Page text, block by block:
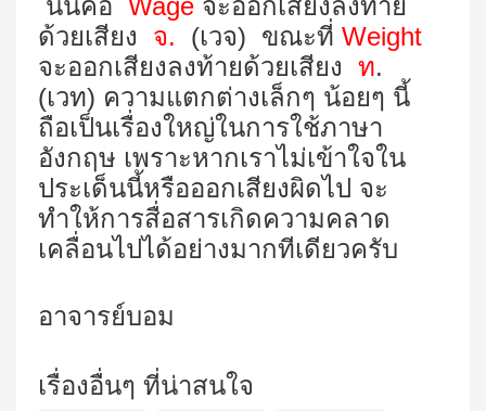
นั่นคือ Wage จะออกเสียงลงท้าย
ด้วยเสียง จ. (เวจ) ขณะที่ Weight
จะออกเสียงลงท้ายด้วยเสียง ท.
(เวท) ความแตกต่างเล็กๆ น้อยๆ นี้
ถือเป็นเรื่องใหญ่ในการใช้ภาษา
อังกฤษ เพราะหากเราไม่เข้าใจใน
ประเด็นนี้หรือออกเสียงผิดไป จะ
ทำให้การสื่อสารเกิดความคลาด
เคลื่อนไปได้อย่างมากทีเดียวครับ
อาจารย์บอม
เรื่องอื่นๆ ที่น่าสนใจ